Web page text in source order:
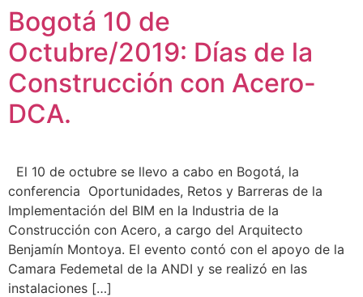
Bogotá 10 de
Octubre/2019: Días de la
Construcción con Acero-
DCA.
El 10 de octubre se llevo a cabo en Bogotá, la
conferencia Oportunidades, Retos y Barreras de la
Implementación del BIM en la Industria de la
Construcción con Acero, a cargo del Arquitecto
Benjamín Montoya. El evento contó con el apoyo de la
Camara Fedemetal de la ANDI y se realizó en las
instalaciones […]